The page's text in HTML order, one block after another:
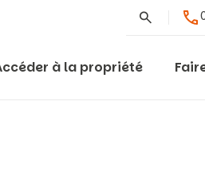
Rechercher
à la propriété